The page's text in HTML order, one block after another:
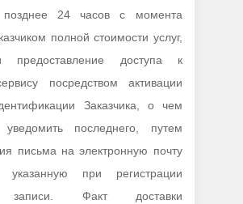
24 часов с момента
полной стоимости услуг,
предоставление доступа к
посредством активации
Заказчика, о чем
уведомить последнего, путем
письма на электронную почту
указанную при регистрации
записи. Факт доставки